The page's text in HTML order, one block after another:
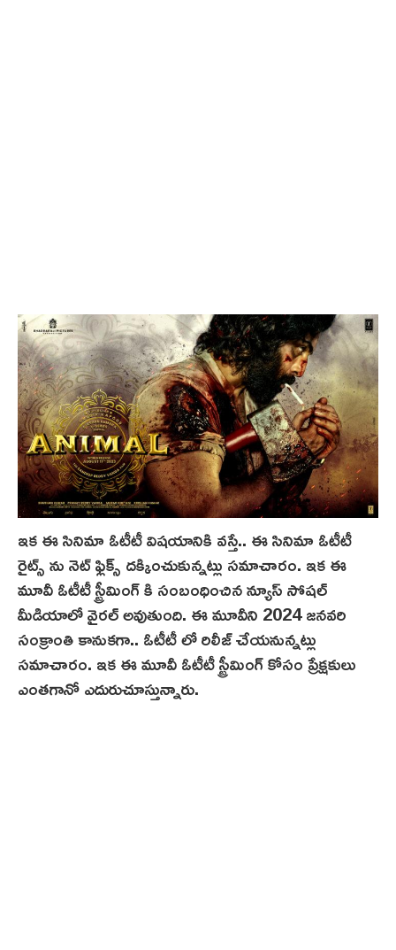
ఇక ఈ సినిమా ఓటీటీ విషయానికి వస్తే.. ఈ సినిమా ఓటీటీ
రైట్స్ ను నెట్ ఫ్లిక్స్ దక్కించుకున్నట్లు సమాచారం. ఇక ఈ
మూవీ ఓటీటీ స్ట్రీమింగ్ కి సంబంధించిన న్యూస్ సోషల్
మీడియాలో వైరల్ అవుతుంది. ఈ మూవీని 2024 జనవరి
సంక్రాంతి కానుకగా.. ఓటీటీ లో రిలీజ్ చేయనున్నట్లు
సమాచారం. ఇక ఈ మూవీ ఓటీటీ స్ట్రీమింగ్ కోసం ప్రేక్షకులు
ఎంతగానో ఎదురుచూస్తున్నారు.